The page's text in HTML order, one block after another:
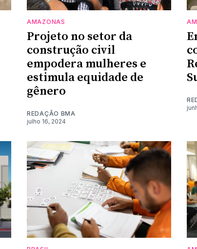
AMAZONAS
Projeto no setor da
construção civil
empodera mulheres e
estimula equidade de
gênero
REDAÇÃO BMA
julho 16, 2024